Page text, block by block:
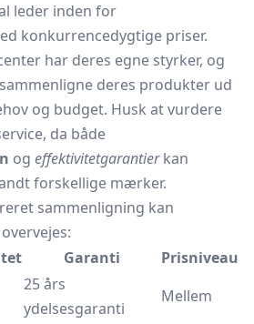
leder inden for
konkurrencedygtige priser.
har deres egne styrker, og
deres produkter ud
og budget. Husk at vurdere
da både
og effektivitetgarantierkan
forskellige mærker.
sammenligning kan
Garanti
Prisniveau
25 års
ydelsesgaranti
Mellem